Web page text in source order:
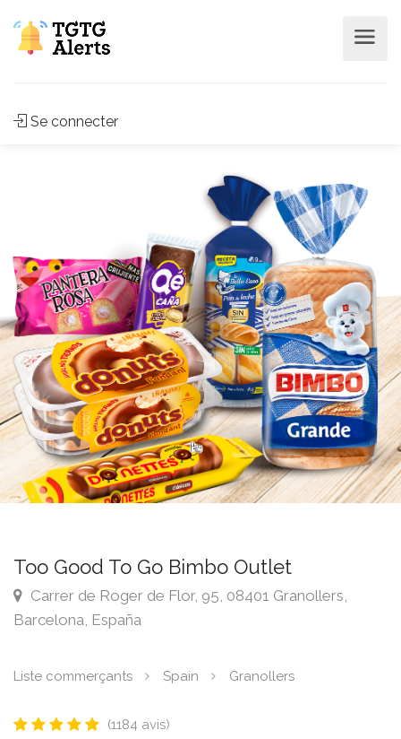
Se connecter
Too Good To Go Bimbo Outlet
Carrer de Roger de Flor, 95, 08401 Granollers,
Barcelona, España
Liste commerçants Spain Granollers
(1184 avis)